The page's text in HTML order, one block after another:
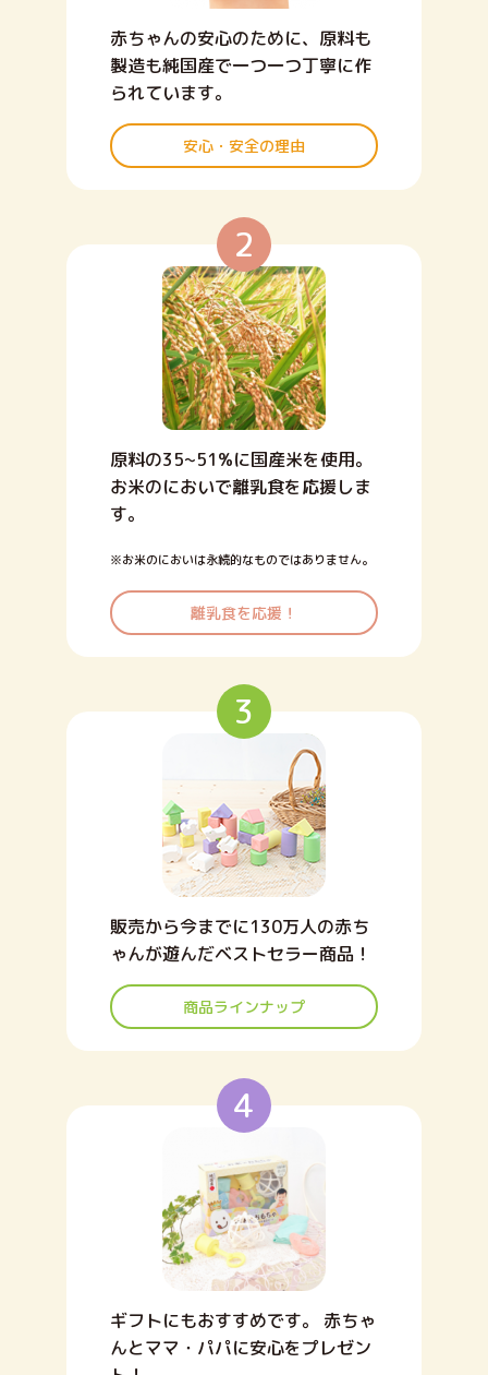
赤ちゃんの安心のために、原料も
製造も純国産で一つ一つ丁寧に作
られています。
安心・安全の理由
2
原料の35~51%に国産米を使用。
お米のにおいで離乳食を応援しま
す。
※お米のにおいは永続的なものではありません。
離乳食を応援！
3
販売から今までに130万人の赤ち
ゃんが遊んだベストセラー商品！
商品ラインナップ
4
ギフトにもおすすめです。 赤ちゃ
んとママ・パパに安心をプレゼン